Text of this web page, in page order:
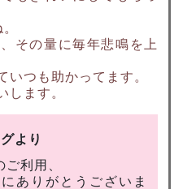
その量に毎年悲鳴を上
いつも助かってます。
します。
より
利用、
ありがとうございま